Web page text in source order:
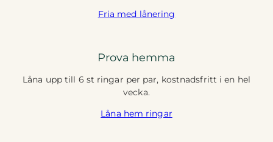
Fria med lånering
Prova hemma
Låna upp till 6 st ringar per par, kostnadsfritt i en hel
vecka.
Låna hem ringar